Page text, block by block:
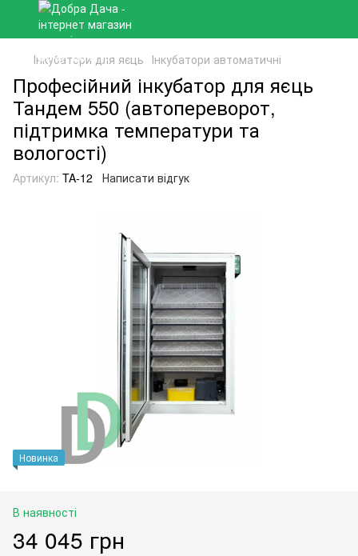
Інкубатори для яєць Інкубатори автоматичні
Професійний інкубатор для яєць
Тандем 550 (автопереворот,
підтримка температури та
вологості)
Артикул: TA-12 Написати відгук
Новинка
В наявності
34 045 грн